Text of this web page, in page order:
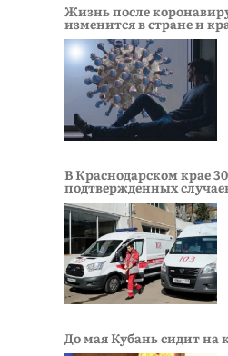
Жизнь после
изменится в стране и
В Краснодарском крае
подтвержденных
До мая Кубань сидит на